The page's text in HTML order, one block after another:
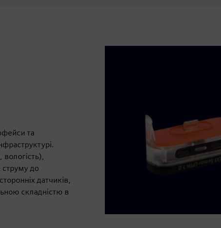
та
струму до
датчиків,
складністю в